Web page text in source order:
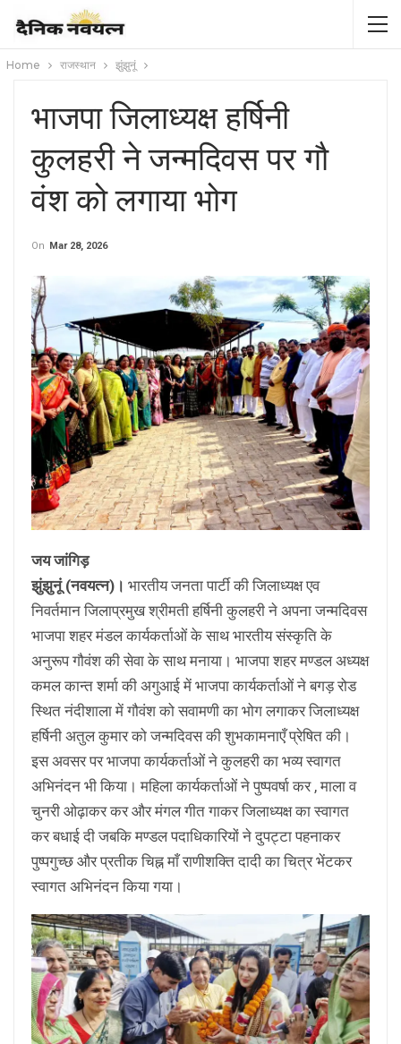
Home राजस्थान झुंझुनूं
भाजपा जिलाध्यक्ष हर्षिनी
कुलहरी ने जन्मदिवस पर गौ
वंश को लगाया भोग
On Mar 28, 2026
जय जांगिड़
झुंझुनूं (नवयत्न)। भारतीय जनता पार्टी की जिलाध्यक्ष एव
निवर्तमान जिलाप्रमुख श्रीमती हर्षिनी कुलहरी ने अपना जन्मदिवस
भाजपा शहर मंडल कार्यकर्ताओं के साथ भारतीय संस्कृति के
अनुरूप गौवंश की सेवा के साथ मनाया। भाजपा शहर मण्डल अध्यक्ष
कमल कान्त शर्मा की अगुआई में भाजपा कार्यकर्ताओं ने बगड़ रोड
स्थित नंदीशाला में गौवंश को सवामणी का भोग लगाकर जिलाध्यक्ष
हर्षिनी अतुल कुमार को जन्मदिवस की शुभकामनाएँ प्रेषित की।
इस अवसर पर भाजपा कार्यकर्ताओं ने कुलहरी का भव्य स्वागत
अभिनंदन भी किया। महिला कार्यकर्ताओं ने पुष्पवर्षा कर , माला व
चुनरी ओढ़ाकर कर और मंगल गीत गाकर जिलाध्यक्ष का स्वागत
कर बधाई दी जबकि मण्डल पदाधिकारियों ने दुपट्टा पहनाकर
पुष्पगुच्छ और प्रतीक चिह्न माँ राणीशक्ति दादी का चित्र भेंटकर
स्वागत अभिनंदन किया गया।